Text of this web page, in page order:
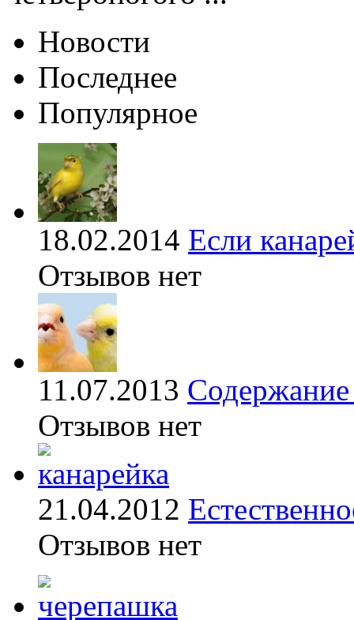
Новости
Последнее
Популярное
18.02.2014 Если
Отзывов нет
11.07.2013 Содержание
Отзывов нет
21.04.2012
Отзывов нет